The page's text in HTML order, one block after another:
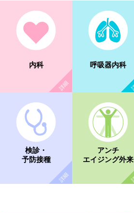
内科 呼吸器内科
検診・
予防接種
アンチ
エイジング外来